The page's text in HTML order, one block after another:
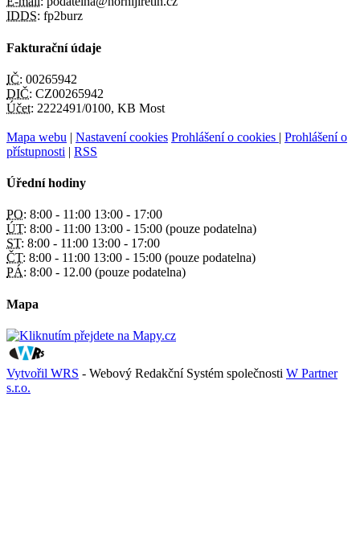
IDDS: fp2burz
Fakturační údaje
IČ: 00265942
DIČ: CZ00265942
Účet: 2222491/0100, KB Most
Mapa webu | Nastavení cookies Prohlášení o cookies | Prohlášení o
přístupnosti | RSS
Úřední hodiny
PO: 8:00 - 11:00 13:00 - 17:00
ÚT: 8:00 - 11:00 13:00 - 15:00 (pouze podatelna)
ST: 8:00 - 11:00 13:00 - 17:00
ČT: 8:00 - 11:00 13:00 - 15:00 (pouze podatelna)
PÁ: 8:00 - 12.00 (pouze podatelna)
Mapa
Vytvořil WRS - Webový Redakční Systém společnosti W Partner
s.r.o.